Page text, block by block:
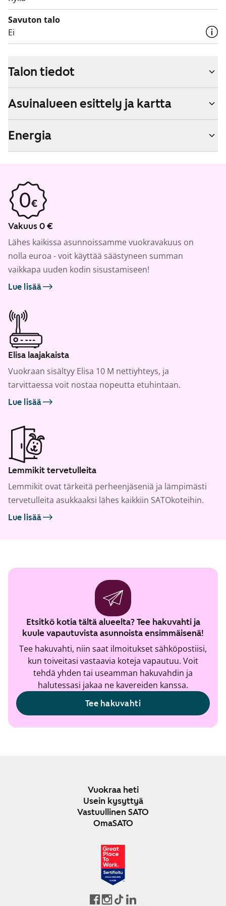
Savuton talo
Ei
Talon tiedot
Asuinalueen esittely ja kartta
Energia
Vakuus 0 €
Lähes kaikissa asunnoissamme vuokravakuus on
nolla euroa - voit käyttää säästyneen summan
vaikkapa uuden kodin sisustamiseen!
Lue lisää
Elisa laajakaista
Vuokraan sisältyy Elisa 10 M nettiyhteys, ja
tarvittaessa voit nostaa nopeutta etuhintaan.
Lue lisää
Lemmikit tervetulleita
Lemmikit ovat tärkeitä perheenjäseniä ja lämpimästi
tervetulleita asukkaaksi lähes kaikkiin SATOkoteihin.
Lue lisää
Etsitkö kotia tältä alueelta? Tee hakuvahti ja
kuule vapautuvista asunnoista ensimmäisenä!
Tee hakuvahti, niin saat ilmoitukset sähköpostiisi,
kun toiveitasi vastaavia koteja vapautuu. Voit
tehdä yhden tai useamman hakuvahdin ja
halutessasi jakaa ne kavereiden kanssa.
Tee hakuvahti
Vuokraa heti
Usein kysyttyä
Vastuullinen SATO
OmaSATO
JOULU 2024-2025
SUOMI